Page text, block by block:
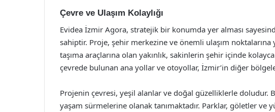
Çevre ve Ulaşım Kolaylığı
Evidea İzmir Agora, stratejik bir konumda yer alması
sahiptir. Proje, şehir merkezine ve önemli ulaşım noktalarına
taşıma araçlarına olan yakınlık, sakinlerin şehir içinde
çevrede bulunan ana yollar ve otoyollar, İzmir’in diğer
Projenin çevresi, yeşil alanlar ve doğal güzelliklerle doludur.
yaşam sürmelerine olanak tanımaktadır. Parklar, göletler ve